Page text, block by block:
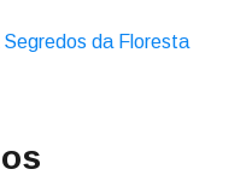
Segredos da Floresta